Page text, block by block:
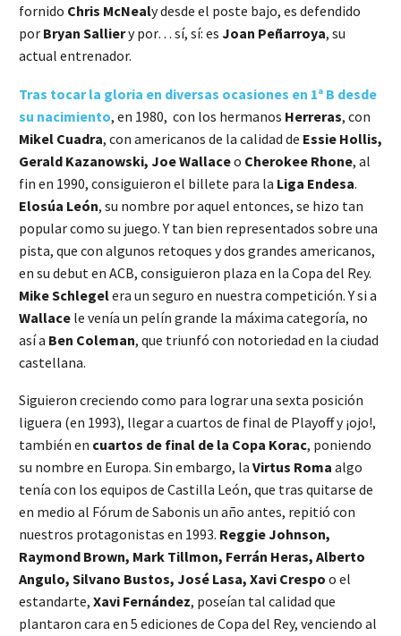
fornido Chris McNealy desde el poste bajo, es defendido
por Bryan Salliery por… sí, sí: es Joan Peñarroya, su
actual entrenador.
Tras tocar la gloria en diversas ocasiones en 1ª B desde
su nacimiento, en 1980, con los hermanos Herreras, con
Mikel Cuadra, con americanos de la calidad de Essie Hollis,
Gerald Kazanowski, Joe Wallaceo Cherokee Rhone, al
fin en 1990, consiguieron el billete para la Liga Endesa.
Elosúa León, su nombre por aquel entonces, se hizo tan
popular como su juego. Y tan bien representados sobre una
pista, que con algunos retoques y dos grandes americanos,
en su debut en ACB, consiguieron plaza en la Copa del Rey.
Mike Schlegelera un seguro en nuestra competición. Y si a
Wallace le venía un pelín grande la máxima categoría, no
así a Ben Coleman, que triunfó con notoriedad en la ciudad
castellana.
Siguieron creciendo como para lograr una sexta posición
liguera (en 1993), llegar a cuartos de final de Playoff y ¡ojo!,
también en cuartos de final de la Copa Korac, poniendo
su nombre en Europa. Sin embargo, la Virtus Roma algo
tenía con los equipos de Castilla León, que tras quitarse de
en medio al Fórum de Sabonis un año antes, repitió con
nuestros protagonistas en 1993. Reggie Johnson,
Raymond Brown, Mark Tillmon, Ferrán Heras, Alberto
Angulo, Silvano Bustos, José Lasa, Xavi Crespo o el
estandarte, Xavi Fernández, poseían tal calidad que
plantaron cara en 5 ediciones de Copa del Rey, venciendo al